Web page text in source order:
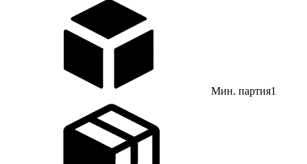
Мин. партия1